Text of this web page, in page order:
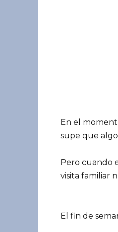
En el
supe que
Pero cuando
visita familiar
El fin de